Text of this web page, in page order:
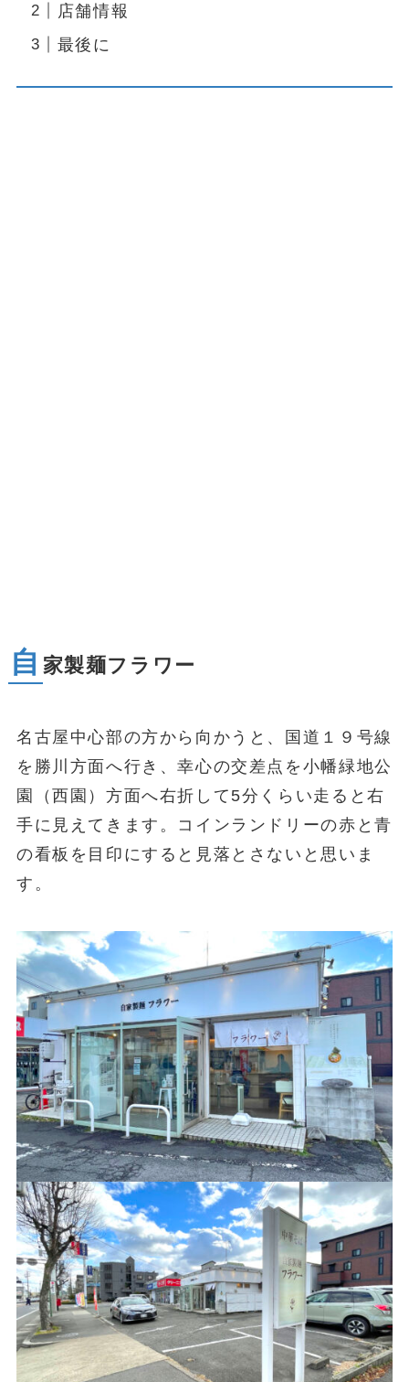
店舗情報
最後に
自 家製麺フラワー
名古屋中心部の方から向かうと、国道１９号線
を勝川方面へ行き、幸心の交差点を小幡緑地公
園（西園）方面へ右折して5分くらい走ると右
手に見えてきます。コインランドリーの赤と青
の看板を目印にすると見落とさないと思いま
す。